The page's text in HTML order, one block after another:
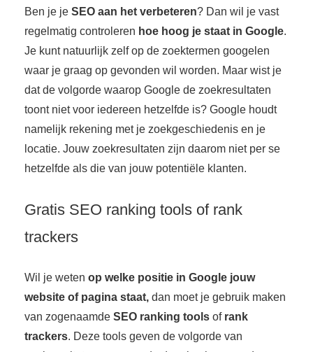
Ben je je SEO aan het verbeteren? Dan wil je vast
regelmatig controleren hoe hoog je staat in Google.
Je kunt natuurlijk zelf op de zoektermen googelen
waar je graag op gevonden wil worden. Maar wist je
dat de volgorde waarop Google de zoekresultaten
toont niet voor iedereen hetzelfde is? Google houdt
namelijk rekening met je zoekgeschiedenis en je
locatie. Jouw zoekresultaten zijn daarom niet per se
hetzelfde als die van jouw potentiële klanten.
Gratis SEO ranking tools of rank
trackers
Wil je weten op welke positie in Google jouw
website of pagina staat, dan moet je gebruik maken
van zogenaamde SEO ranking tools of rank
trackers. Deze tools geven de volgorde van
over
van
op
gebruikt
te
de
van